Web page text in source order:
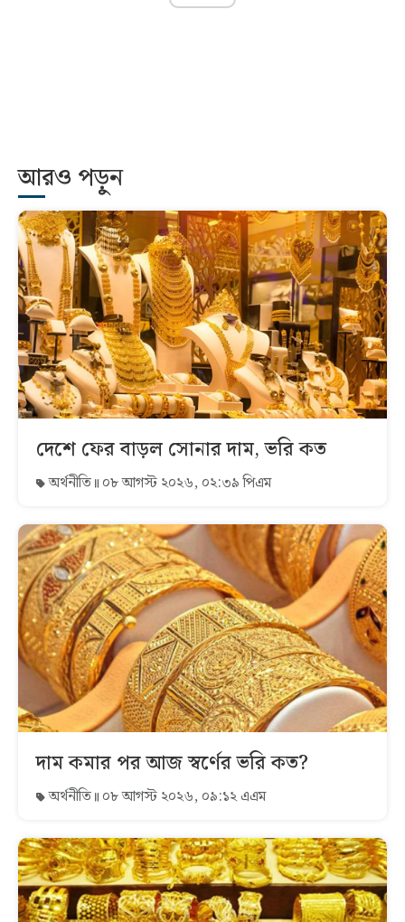
আরও পড়ুন
দেশে ফের বাড়ল সোনার দাম, ভরি কত
অর্থনীতি ০৮ আগস্ট ২০২৬, ০২:৩৯ পিএম
দাম কমার পর আজ স্বর্ণের ভরি কত?
অর্থনীতি ০৮ আগস্ট ২০২৬, ০৯:১২ এএম